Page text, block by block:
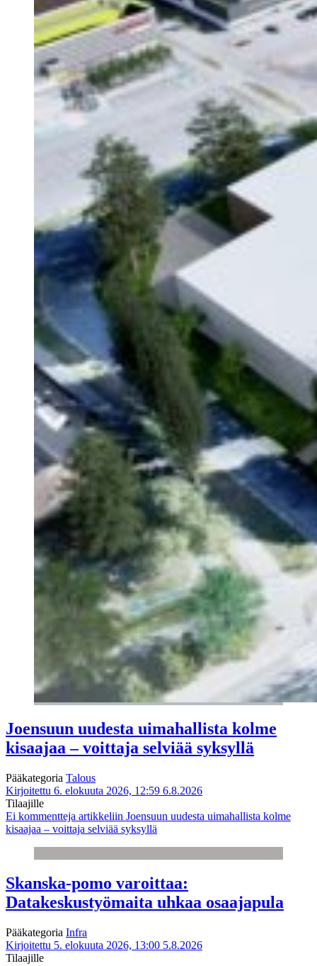
Joensuun uudesta uimahallista kolme
kisaajaa – voittaja selviää syksyllä
Pääkategoria Talous
Kirjoitettu 6. elokuuta 2026, 12:59 6.8.2026
Tilaajille
Ei kommentteja artikkeliin Joensuun uudesta uimahallista kolme
kisaajaa – voittaja selviää syksyllä
Skanska-pomo varoittaa:
Datakeskustyömaita uhkaa osaajapula
Pääkategoria Infra
Kirjoitettu 5. elokuuta 2026, 13:00 5.8.2026
Tilaajille